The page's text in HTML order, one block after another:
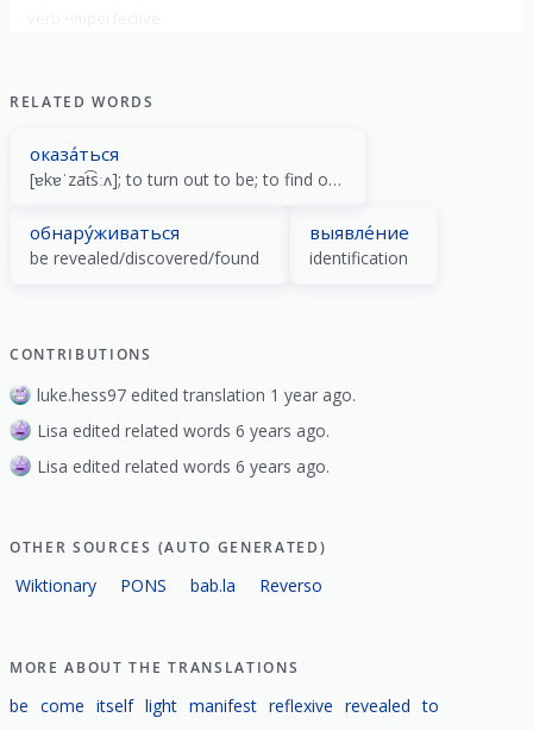
RELATED WORDS
оказа́ться
[ɐkɐˈzat͡sːʌ]; to turn out to be; to find oneself in a situation
обнару́живаться
be revealed/discovered/found
выявле́ние
identification
CONTRIBUTIONS
luke.hess97 edited translation 1 year ago.
Lisa edited related words 6 years ago.
Lisa edited related words 6 years ago.
OTHER SOURCES (AUTO GENERATED)
Wiktionary PONS bab.la Reverso
MORE ABOUT THE TRANSLATIONS
be come itself light manifest reflexive revealed to